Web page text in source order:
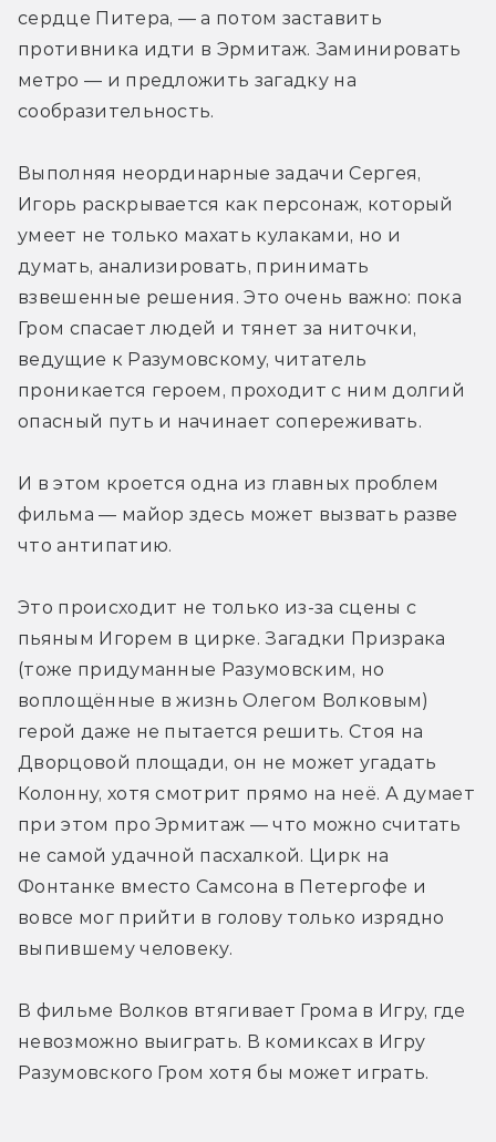
сердце Питера, — а потом заставить
противника идти в Эрмитаж. Заминировать
метро — и предложить загадку на
сообразительность.
Выполняя неординарные задачи Сергея,
Игорь раскрывается как персонаж, который
умеет не только махать кулаками, но и
думать, анализировать, принимать
взвешенные решения. Это очень важно: пока
Гром спасает людей и тянет за ниточки,
ведущие к Разумовскому, читатель
проникается героем, проходит с ним долгий
опасный путь и начинает сопереживать.
И в этом кроется одна из главных проблем
фильма — майор здесь может вызвать разве
что антипатию.
Это происходит не только из-за сцены с
пьяным Игорем в цирке. Загадки Призрака
(тоже придуманные Разумовским, но
воплощённые в жизнь Олегом Волковым)
герой даже не пытается решить. Стоя на
Дворцовой площади, он не может угадать
Колонну, хотя смотрит прямо на неё. А думает
при этом про Эрмитаж — что можно считать
не самой удачной пасхалкой. Цирк на
Фонтанке вместо Самсона в Петергофе и
вовсе мог прийти в голову только изрядно
выпившему человеку.
В фильме Волков втягивает Грома в Игру, где
невозможно выиграть. В комиксах в Игру
Разумовского Гром хотя бы может играть.